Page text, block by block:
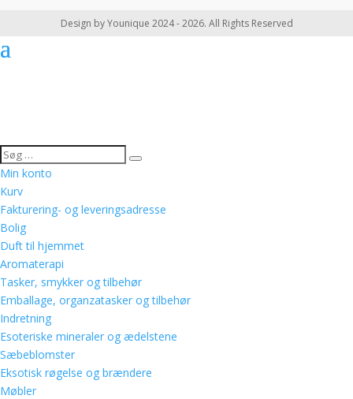
Design by Younique 2024 - 2026. All Rights Reserved
Min konto
Kurv
Fakturering- og leveringsadresse
Bolig
Duft til hjemmet
Aromaterapi
Tasker, smykker og tilbehør
Emballage, organzatasker og tilbehør
Indretning
Esoteriske mineraler og ædelstene
Sæbeblomster
Eksotisk røgelse og brændere
Møbler